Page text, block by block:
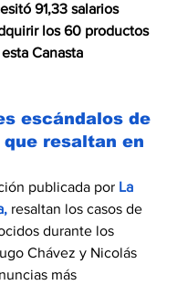
91,33 salarios
los 60 productos
Canasta
escándalos de
resaltan en
publicada por La
, resaltan los casos de
durante los
Chávez y Nicolás
más